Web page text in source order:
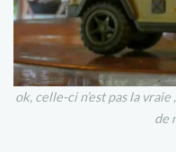
ok, celle-ci n’est pas la
de